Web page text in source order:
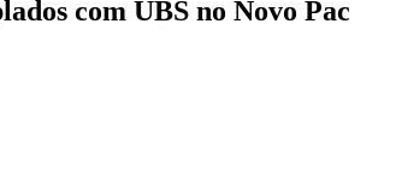
com UBS no Novo Pac